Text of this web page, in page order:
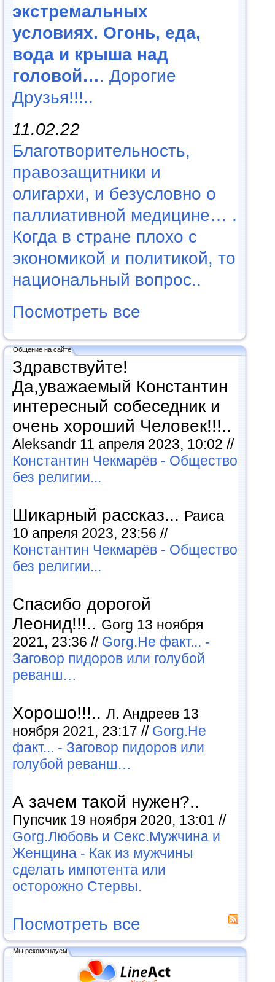
экстремальных
условиях. Огонь, еда,
вода и крыша над
головой…. Дорогие
Друзья!!!..
11.02.22
Благотворительность,
правозащитники и
олигархи, и безусловно о
паллиативной медицине… .
Когда в стране плохо с
экономикой и политикой, то
национальный вопрос..
Посмотреть все
Общение на сайте
Здравствуйте!
Да,уважаемый Константин
интересный собеседник и
очень хороший Человек!!!..
Aleksandr 11 апреля 2023, 10:02 //
Константин Чекмарёв - Общество
без религии...
Шикарный рассказ... Раиса
10 апреля 2023, 23:56 //
Константин Чекмарёв - Общество
без религии...
Спасибо дорогой
Леонид!!!.. Gorg 13 ноября
2021, 23:36 // Gorg.Не факт... -
Заговор пидоров или голубой
реванш…
Хорошо!!!.. Л. Андреев 13
ноября 2021, 23:17 // Gorg.Не
факт... - Заговор пидоров или
голубой реванш…
А зачем такой нужен?..
Пупсчик 19 ноября 2020, 13:01 //
Gorg.Любовь и Секс.Мужчина и
Женщина - Как из мужчины
сделать импотента или
осторожно Стервы.
Посмотреть все
Мы рекомендуем